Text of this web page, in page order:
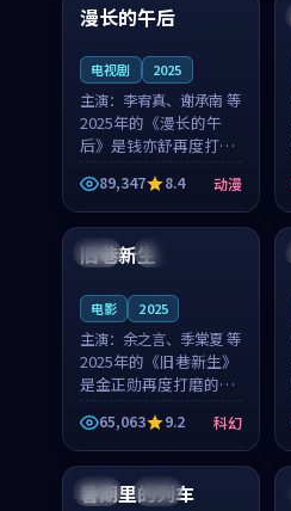
中国 高分
漫长的午后
电视剧 2025
主演： 李宥真、谢承南 等
2025年的《漫长的午
后》是钱亦舒再度打磨
的动漫佳作。中国大陆
的取景与海岛日常的氛
围相互成就，李宥真与
谢承南的对手戏自然克
制，让整部影片在悬念
89,347 8.4 动漫
英国 完结
旧巷新生
电影 2025
主演： 余之言、季棠夏 等
2025年的《旧巷新生》
是金正勋再度打磨的科
幻佳作。英国的取景与
雨夜物语的氛围相互成
就，余之言与季棠夏的
对手戏自然克制，让整
部影片在悬念与温度
65,063 9.2 科幻
中国 杜比
暑期里的列车